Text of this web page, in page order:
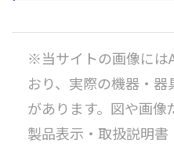
※当サイトの画像には
おり、実際の機器・
があります。図や画像
製品表示・取扱説明書